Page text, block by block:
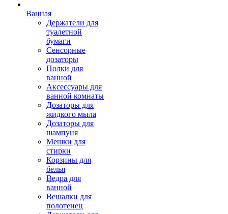
Ванная
Держатели для
туалетной
бумаги
Сенсорные
дозаторы
Полки для
ванной
Аксессуары для
ванной комнаты
Дозаторы для
жидкого мыла
Дозаторы для
шампуня
Мешки для
стирки
Корзины для
белья
Ведра для
ванной
Вешалки для
полотенец